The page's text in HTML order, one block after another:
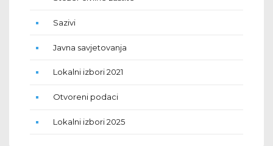
Sazivi
Javna savjetovanja
Lokalni izbori 2021
Otvoreni podaci
Lokalni izbori 2025